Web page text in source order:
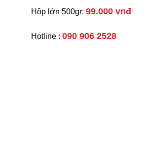
Hộp lớn 500gr: 99.000 vnđ
Hotline : 090 906 2528